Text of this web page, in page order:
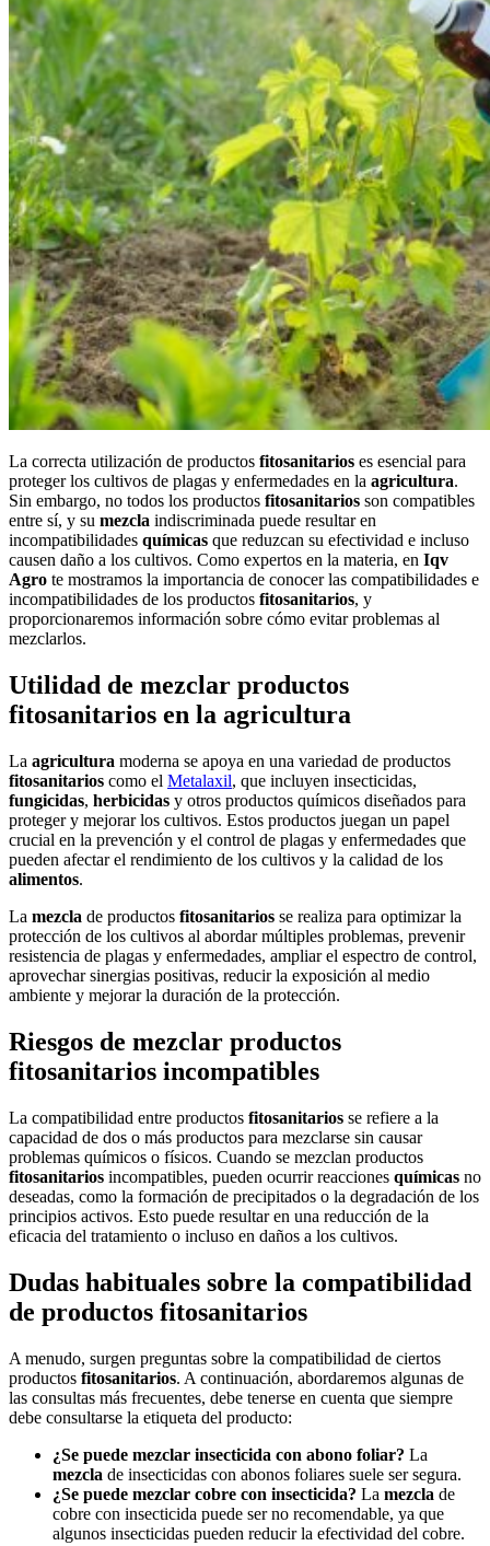
La correcta utilización de productos fitosanitarios es esencial para
proteger los cultivos de plagas y enfermedades en la agricultura.
Sin embargo, no todos los productos fitosanitarios son compatibles
entre sí, y su mezcla indiscriminada puede resultar en
incompatibilidades químicas que reduzcan su efectividad e incluso
causen daño a los cultivos. Como expertos en la materia, en Iqv
Agro te mostramos la importancia de conocer las compatibilidades e
incompatibilidades de los productos fitosanitarios, y
proporcionaremos información sobre cómo evitar problemas al
mezclarlos.
Utilidad de mezclar productos
fitosanitarios en la agricultura
La agricultura moderna se apoya en una variedad de productos
fitosanitarios como el Metalaxil, que incluyen insecticidas,
fungicidas, herbicidas y otros productos químicos diseñados para
proteger y mejorar los cultivos. Estos productos juegan un papel
crucial en la prevención y el control de plagas y enfermedades que
pueden afectar el rendimiento de los cultivos y la calidad de los
alimentos.
La mezcla de productos fitosanitarios se realiza para optimizar la
protección de los cultivos al abordar múltiples problemas, prevenir
resistencia de plagas y enfermedades, ampliar el espectro de control,
aprovechar sinergias positivas, reducir la exposición al medio
ambiente y mejorar la duración de la protección.
Riesgos de mezclar productos
fitosanitarios incompatibles
La compatibilidad entre productos fitosanitarios se refiere a la
capacidad de dos o más productos para mezclarse sin causar
problemas químicos o físicos. Cuando se mezclan productos
fitosanitarios incompatibles, pueden ocurrir reacciones químicas no
deseadas, como la formación de precipitados o la degradación de los
principios activos. Esto puede resultar en una reducción de la
eficacia del tratamiento o incluso en daños a los cultivos.
Dudas habituales sobre la compatibilidad
de productos fitosanitarios
A menudo, surgen preguntas sobre la compatibilidad de ciertos
productos fitosanitarios. A continuación, abordaremos algunas de
las consultas más frecuentes, debe tenerse en cuenta que siempre
debe consultarse la etiqueta del producto:
¿Se puede mezclar insecticida con abono foliar? La
mezcla de insecticidas con abonos foliares suele ser segura.
¿Se puede mezclar cobre con insecticida? La mezcla de
cobre con insecticida puede ser no recomendable, ya que
algunos insecticidas pueden reducir la efectividad del cobre.